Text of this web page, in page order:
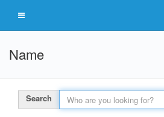
Name
Search